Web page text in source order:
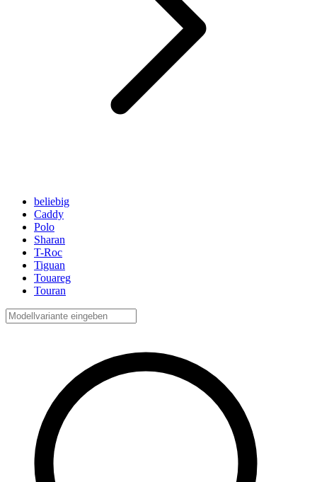
beliebig
Caddy
Polo
Sharan
T-Roc
Tiguan
Touareg
Touran